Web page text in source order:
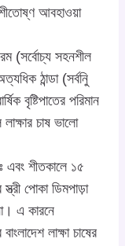
আবহাওয়া
(সর্বোচ্য সহনশীল
ঠান্ডা (সর্বনিু
বৃষ্টিপাতের পরিমান
চাষ ভালো
এবং শীতকালে ১৫
পোকা ডিমপাড়া
এ কারনে
লাক্ষা চাষের